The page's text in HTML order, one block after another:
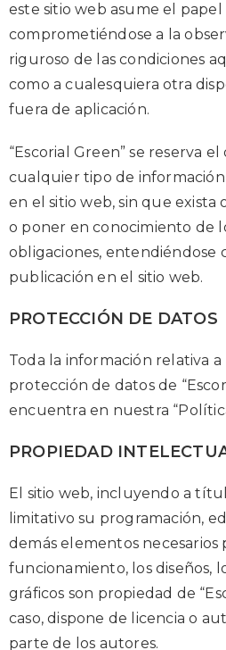
este sitio web asume el papel
comprometiéndose a la
riguroso de las condiciones
como a cualesquiera otra
fuera de aplicación.
“Escorial Green” se reserva
cualquier tipo de
en el sitio web, sin que exista
o poner en conocimiento de
obligaciones, entendiéndose
publicación en el sitio web.
PROTECCIÓN DE DATOS
Toda la información relativa
protección de datos de
encuentra en nuestra
PROPIEDAD
El sitio web, incluyendo a
limitativo su programación,
demás elementos necesarios
funcionamiento, los diseños,
gráficos son propiedad de
caso, dispone de licencia o
parte de los autores.